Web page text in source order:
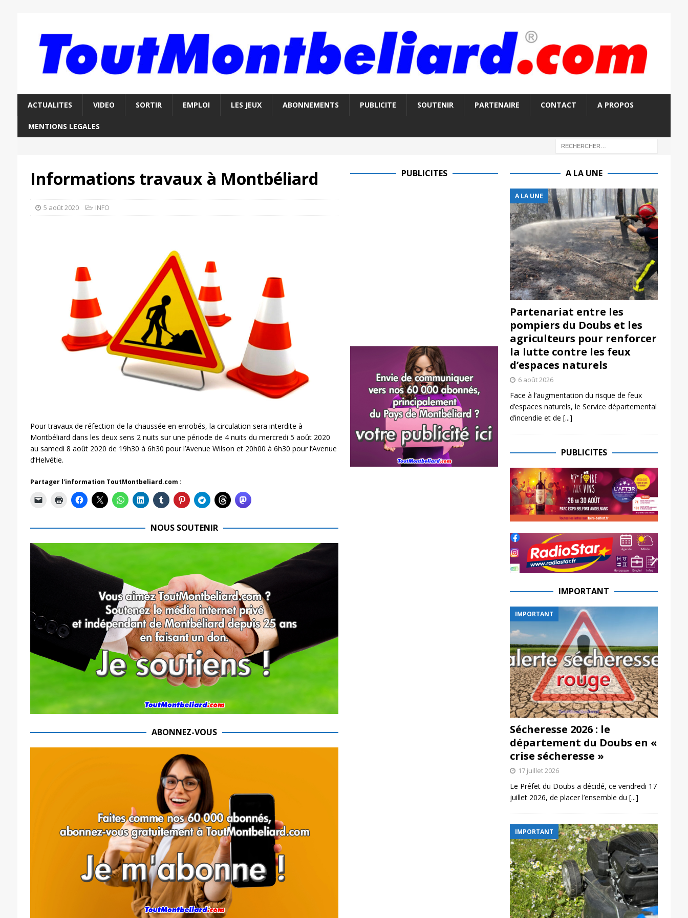
ACTUALITES VIDEO SORTIR EMPLOI LES JEUX ABONNEMENTS PUBLICITE SOUTENIR PARTENAIRE CONTACT A PROPOS
MENTIONS LEGALES
Informations travaux à Montbéliard
5 août 2020 INFO
Pour travaux de réfection de la chaussée en enrobés, la circulation sera interdite à
Montbéliard dans les deux sens 2 nuits sur une période de 4 nuits du mercredi 5 août 2020
au samedi 8 août 2020 de 19h30 à 6h30 pour l’Avenue Wilson et 20h00 à 6h30 pour l’Avenue
d’Helvétie.
Partager l'information ToutMontbeliard.com :
NOUS SOUTENIR
ABONNEZ-VOUS
PUBLICITES A LA UNE
A LA UNE
Partenariat entre les
pompiers du Doubs et les
agriculteurs pour renforcer
la lutte contre les feux
d’espaces naturels
6 août 2026
Face à l’augmentation du risque de feux
d’espaces naturels, le Service départemental
d’incendie et de [...]
PUBLICITES
IMPORTANT
IMPORTANT
Sécheresse 2026 : le
département du Doubs en «
crise sécheresse »
17 juillet 2026
Le Préfet du Doubs a décidé, ce vendredi 17
juillet 2026, de placer l’ensemble du [...]
IMPORTANT